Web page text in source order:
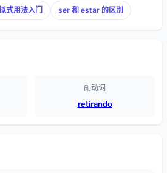
式用法入门 ser 和 estar 的区别
副动词
retirando